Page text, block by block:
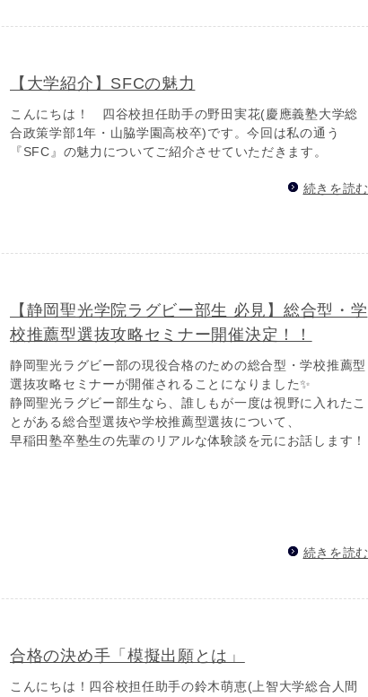
【大学紹介】SFCの魅力
こんにちは！ 四谷校担任助手の野田実花(慶應義塾大学総
合政策学部1年・山脇学園高校卒)です。今回は私の通う
『SFC』の魅力についてご紹介させていただきます。
続きを読む
【静岡聖光学院ラグビー部生 必見】総合型・学
校推薦型選抜攻略セミナー開催決定！！
静岡聖光ラグビー部の現役合格のための総合型・学校推薦型
選抜攻略セミナーが開催されることになりました✨
静岡聖光ラグビー部生なら、誰しもが一度は視野に入れたこ
とがある総合型選抜や学校推薦型選抜について、
早稲田塾卒塾生の先輩のリアルな体験談を元にお話します！
続きを読む
合格の決め手「模擬出願とは」
こんにちは！四谷校担任助手の鈴木萌恵(上智大学総合人間